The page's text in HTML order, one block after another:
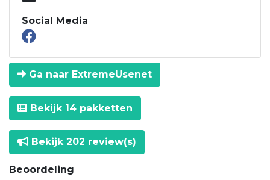
Social Media
Ga naar ExtremeUsenet
Bekijk 14 pakketten
Bekijk 202 review(s)
Beoordeling